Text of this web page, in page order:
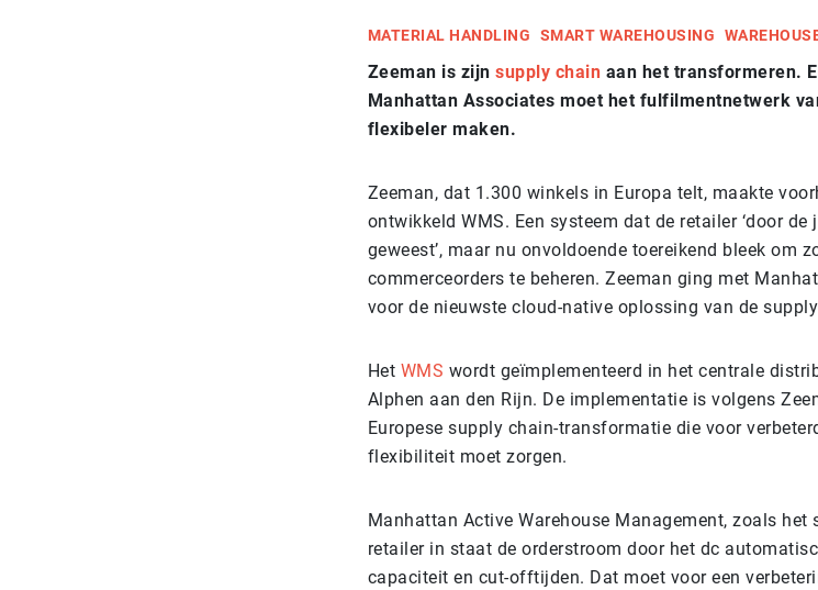
MATERIAL HANDLING SMART WAREHOUSING
Zeeman is zijn supply chain aan het transformeren.
Manhattan Associates moet het fulfilmentnetwerk
flexibeler maken.
Zeeman, dat 1.300 winkels in Europa telt, maakte
ontwikkeld WMS. Een systeem dat de retailer ‘door
geweest’, maar nu onvoldoende toereikend bleek om
commerceorders te beheren. Zeeman ging met
voor de nieuwste cloud-native oplossing van de
Het WMS wordt geïmplementeerd in het centrale
Alphen aan den Rijn. De implementatie is volgens
Europese supply chain-transformatie die voor
flexibiliteit moet zorgen.
Manhattan Active Warehouse Management, zoals het
retailer in staat de orderstroom door het dc
capaciteit en cut-offtijden. Dat moet voor een